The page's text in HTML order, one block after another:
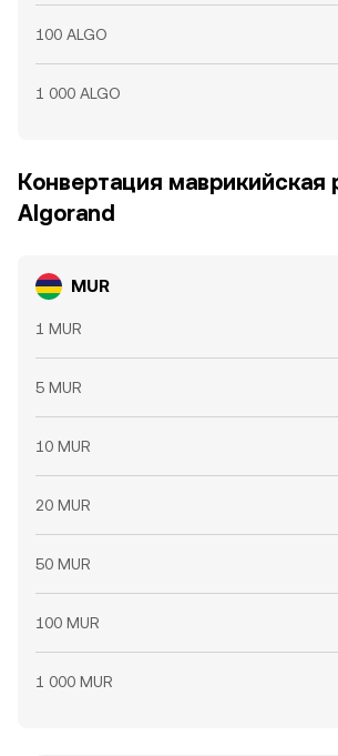
100 ALGO
1 000 ALGO
Конвертация маврикийская
Algorand
MUR
1 MUR
5 MUR
10 MUR
20 MUR
50 MUR
100 MUR
1 000 MUR